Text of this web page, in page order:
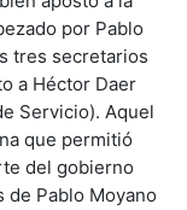
por Pablo
tres secretarios
a Héctor Daer
Servicio). Aquel
que permitió
del gobierno
Pablo Moyano